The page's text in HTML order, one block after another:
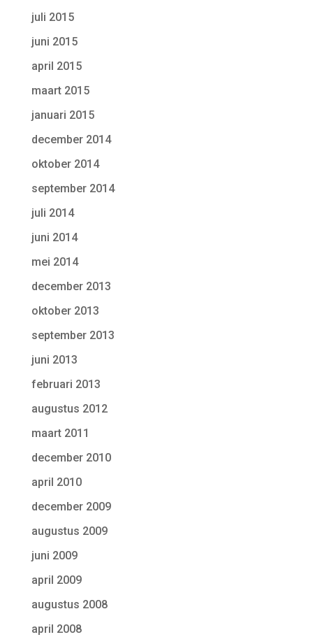
juli 2015
juni 2015
april 2015
maart 2015
januari 2015
december 2014
oktober 2014
september 2014
juli 2014
juni 2014
mei 2014
december 2013
oktober 2013
september 2013
juni 2013
februari 2013
augustus 2012
maart 2011
december 2010
april 2010
december 2009
augustus 2009
juni 2009
april 2009
augustus 2008
april 2008